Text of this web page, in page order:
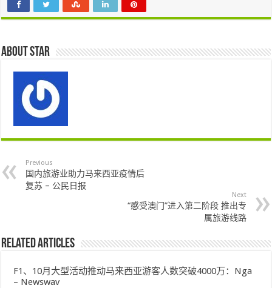
About star
Previous
国内旅游业助力马来西亚疫情后
复苏 – 公民日报
Next
“感受澳门”进入第二阶段 推出专
属旅游线路
Related Articles
F1、10月大型活动推动马来西亚游客人数突破4000万：Nga
– Newswav